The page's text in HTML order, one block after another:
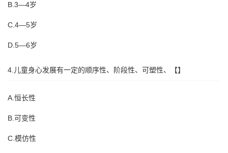
B.3—4岁
C.4—5岁
D.5—6岁
4.儿童身心发展有一定的顺序性、阶段性、可塑性、【】
A.恒长性
B.可变性
C.模仿性